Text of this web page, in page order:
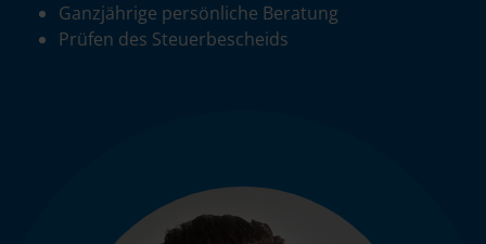
Ganzjährige persönliche Beratung
Prüfen des Steuerbescheids